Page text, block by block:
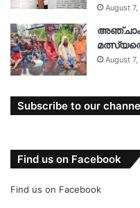
August
അഞ്ചാം
August
Subscribe to our
Find us on Facebook
Find us on Facebook